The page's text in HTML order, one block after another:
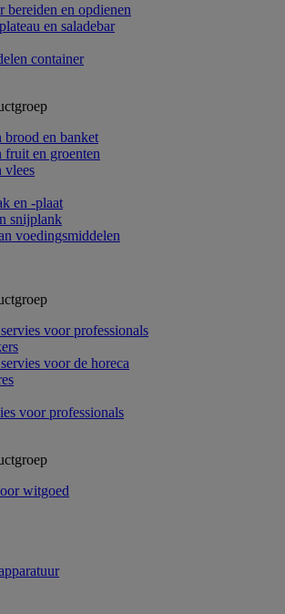
bereiden en opdienen
en saladebar
container
en banket
en groenten
vlees
en -plaat
snijplank
voedingsmiddelen
voor professionals
voor de horeca
voor professionals
witgoed